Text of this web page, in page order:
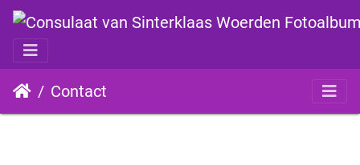
Contact